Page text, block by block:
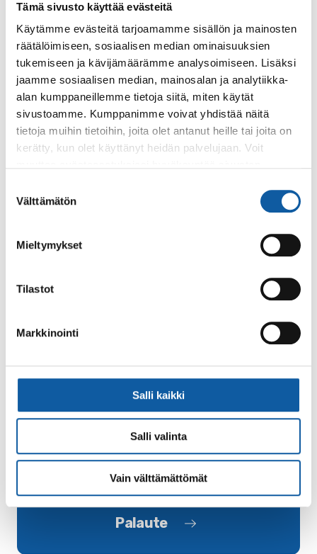
Tämä sivusto käyttää evästeitä
Käytämme evästeitä tarjoamamme sisällön ja mainosten
räätälöimiseen, sosiaalisen median ominaisuuksien
tukemiseen ja kävijämäärämme analysoimiseen. Lisäksi
jaamme sosiaalisen median, mainosalan ja analytiikka-
alan kumppaneillemme tietoja siitä, miten käytät
sivustoamme. Kumppanimme voivat yhdistää näitä
tietoja muihin tietoihin, joita olet antanut heille tai joita on
kerätty, kun olet käyttänyt heidän palvelujaan. Voit
valinta
Välttämätön
Mieltymykset
Tilastot
Markkinointi
Salli kaikki
Salli valinta
Vain välttämättömät
Havina-tekstiilitaidenäyttelyssä linnuilla on keskeinen osuus.
aukioloajat Käsityömuseo Miila museot
Palaute